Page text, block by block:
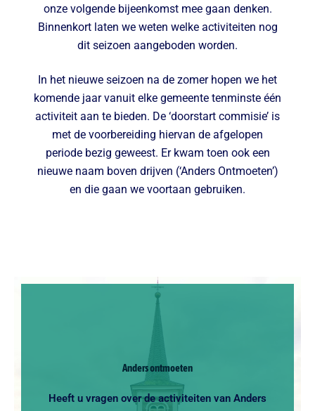
onze volgende bijeenkomst mee gaan denken.
Binnenkort laten we weten welke activiteiten nog
dit seizoen aangeboden worden.
In het nieuwe seizoen na de zomer hopen we het
komende jaar vanuit elke gemeente tenminste één
activiteit aan te bieden. De ‘doorstart commisie’ is
met de voorbereiding hiervan de afgelopen
periode bezig geweest. Er kwam toen ook een
nieuwe naam boven drijven (‘Anders Ontmoeten’)
en die gaan we voortaan gebruiken.
Anders ontmoeten
Heeft u vragen over de activiteiten van Anders